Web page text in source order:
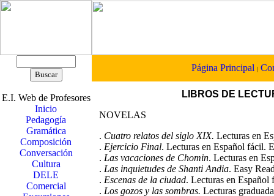
Página Principal |
E.I. Web de Profesores
Inicio
Pedagogía
Gramática
Composición
Conversación
Cultura
DELE
Comercial
LIBROS DE
NOVELAS
. Cuatro relatos del siglo XIX. Lecturas en
. Ejercicio Final. Lecturas en Español fácil.
. Las vacaciones de Chomin. Lecturas en
. Las inquietudes de Shanti Andia. Easy
. Escenas de la ciudad. Lecturas en
. Los gozos y las sombras. Lecturas